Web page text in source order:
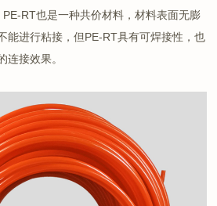
RT也是一种共价材料，材料表面无膨
能进行粘接，但PE-RT具有可焊接性，也
连接效果。